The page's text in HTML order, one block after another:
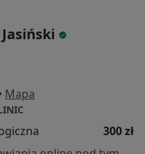
Mapa
300 zł